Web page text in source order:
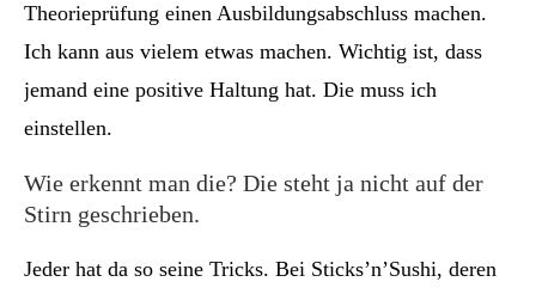
Theorieprüfung einen Ausbildungsabschluss machen.
Ich kann aus vielem etwas machen. Wichtig ist, dass
jemand eine positive Haltung hat. Die muss ich
einstellen.
Wie erkennt man die? Die steht ja nicht auf der
Stirn geschrieben.
Jeder hat da so seine Tricks. Bei Sticks’n’Sushi, deren